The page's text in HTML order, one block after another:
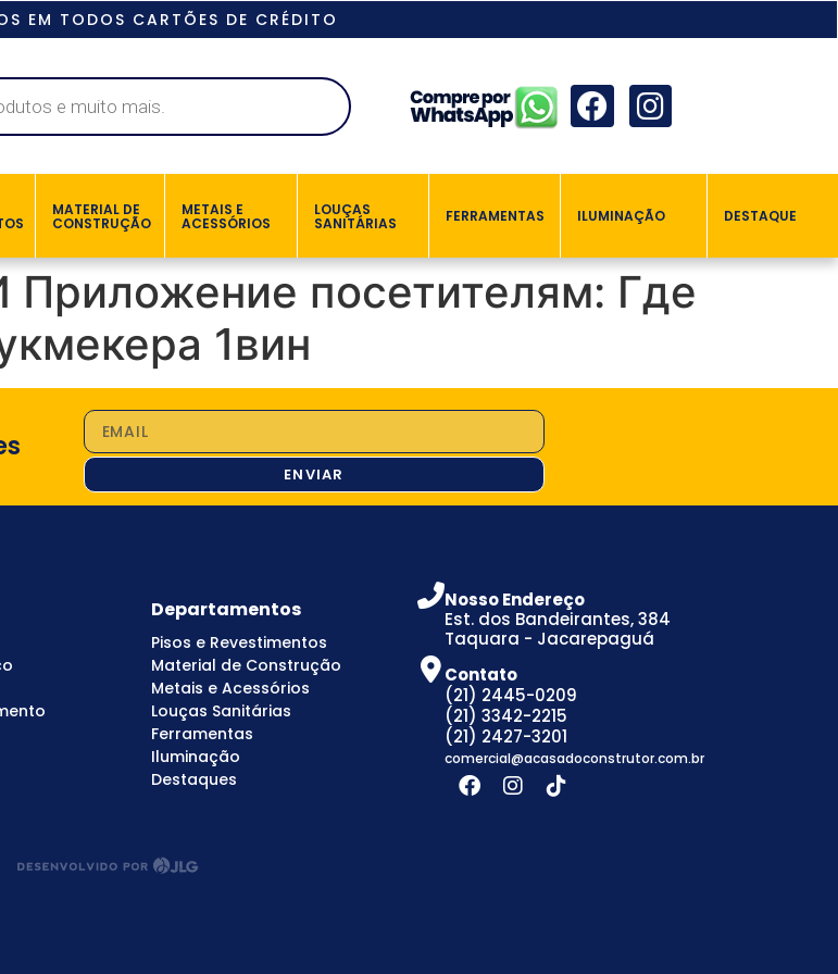
EM TODOS CARTÕES DE CRÉDITO
MATERIAL DE
CONSTRUÇÃO
METAIS E
ACESSÓRIOS
LOUÇAS
SANITÁRIAS FERRAMENTAS ILUMINAÇÃO DESTAQUE
Приложение посетителям: Где
1вин
ENVIAR
Departamentos
Pisos e Revestimentos
Material de Construção
Metais e Acessórios
Louças Sanitárias
Ferramentas
Iluminação
Destaques
Nosso Endereço
Est. dos Bandeirantes, 384
Taquara - Jacarepaguá
Contato
(21) 2445-0209
(21) 3342-2215
(21) 2427-3201
comercial@acasadoconstrutor.com.br